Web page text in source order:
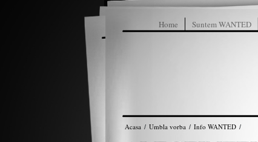
Home Suntem WANTED
Acasa / Umbla vorba / Info WANTED /